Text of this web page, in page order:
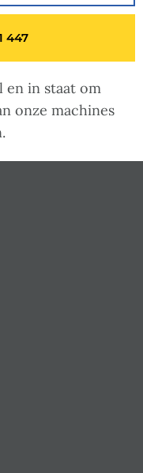
447
en in staat om
onze machines